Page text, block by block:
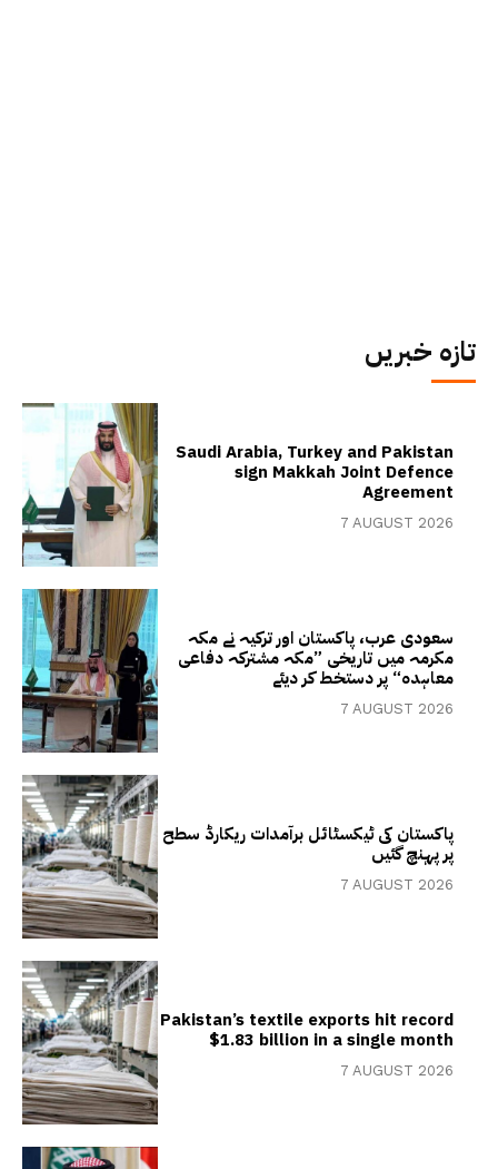
تازہ خبریں
Saudi Arabia, Turkey and Pakistan
sign Makkah Joint Defence
Agreement
7 AUGUST 2026
سعودی عرب، پاکستان اور ترکیہ نے مکہ
مکرمہ میں تاریخی ”مکہ مشترکہ دفاعی
معاہدہ“ پر دستخط کر دیئے
7 AUGUST 2026
پاکستان کی ٹیکسٹائل برآمدات ریکارڈ سطح
پر پہنچ گئیں
7 AUGUST 2026
Pakistan’s textile exports hit record
$1.83 billion in a single month
7 AUGUST 2026